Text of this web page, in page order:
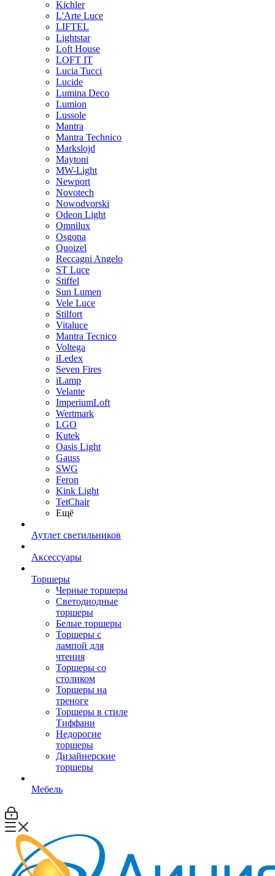
Kichler
L'Arte Luce
LIFTEL
Lightstar
Loft House
LOFT IT
Lucia Tucci
Lucide
Lumina Deco
Lumion
Lussole
Mantra
Mantra Technico
Markslojd
Maytoni
MW-Light
Newport
Novotech
Nowodvorski
Odeon Light
Omnilux
Osgona
Quoizel
Reccagni Angelo
ST Luce
Stiffel
Sun Lumen
Vele Luce
Stilfort
Vitaluce
Mantra Tecnico
Voltega
iLedex
Seven Fires
iLamp
Velante
ImperiumLoft
Wertmark
LGO
Kutek
Oasis Light
Gauss
SWG
Feron
Kink Light
TetСhair
Ещё
Аутлет светильников
Аксессуары
Торшеры
Черные торшеры
Светодиодные
торшеры
Белые торшеры
Торшеры с
лампой для
чтения
Торшеры со
столиком
Торшеры на
треноге
Торшеры в стиле
Тиффани
Недорогие
торшеры
Дизайнерские
торшеры
Мебель